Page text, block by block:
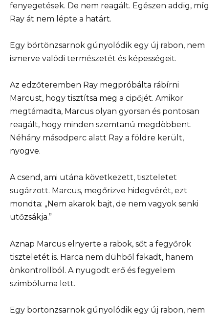
fenyegetések. De nem reagált. Egészen addig, míg
Ray át nem lépte a határt.
Egy börtönzsarnok gúnyolódik egy új rabon, nem
ismerve valódi természetét és képességeit.
Az edzőteremben Ray megpróbálta rábírni
Marcust, hogy tisztítsa meg a cipőjét. Amikor
megtámadta, Marcus olyan gyorsan és pontosan
reagált, hogy minden szemtanú megdöbbent.
Néhány másodperc alatt Ray a földre került,
nyögve.
A csend, ami utána következett, tiszteletet
sugárzott. Marcus, megőrizve hidegvérét, ezt
mondta: „Nem akarok bajt, de nem vagyok senki
ütőzsákja.”
Aznap Marcus elnyerte a rabok, sőt a fegyőrök
tiszteletét is. Harca nem dühből fakadt, hanem
önkontrollból. A nyugodt erő és fegyelem
szimbóluma lett.
Egy börtönzsarnok gúnyolódik egy új rabon, nem